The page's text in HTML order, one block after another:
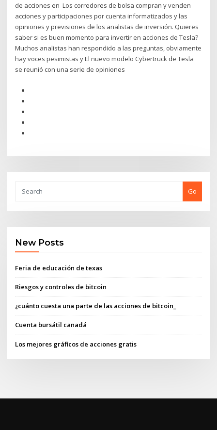
de acciones en Los corredores de bolsa compran y venden
acciones y participaciones por cuenta informatizados y las
opiniones y previsiones de los analistas de inversión. Quieres
saber si es buen momento para invertir en acciones de Tesla?
Muchos analistas han respondido a las preguntas, obviamente
hay voces pesimistas y El nuevo modelo Cybertruck de Tesla
se reunió con una serie de opiniones
Go
New Posts
Feria de educación de texas
Riesgos y controles de bitcoin
¿cuánto cuesta una parte de las acciones de bitcoin_
Cuenta bursátil canadá
Los mejores gráficos de acciones gratis